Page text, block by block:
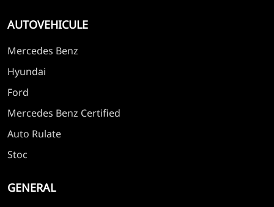
AUTOVEHICULE
Mercedes Benz
Hyundai
Ford
Mercedes Benz Certified
Auto Rulate
Stoc
GENERAL